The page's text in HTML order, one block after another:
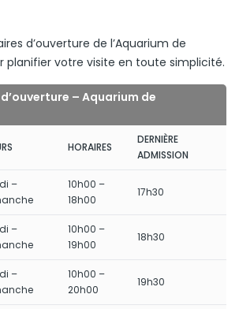
d’ouverture de l’Aquarium de
planifier votre visite en toute simplicité.
– Aquarium de
HORAIRES
DERNIÈRE
ADMISSION
–
10h00 –
18h00
17h30
–
10h00 –
19h00
18h30
–
10h00 –
20h00
19h30